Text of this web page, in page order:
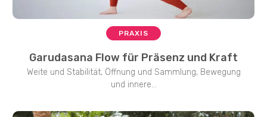
PRAXIS
Garudasana Flow für Präsenz und Kraft
Weite und Stabilität, Öffnung und Sammlung, Bewegung
und innere...